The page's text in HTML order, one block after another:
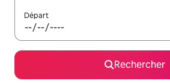
Départ
Rechercher